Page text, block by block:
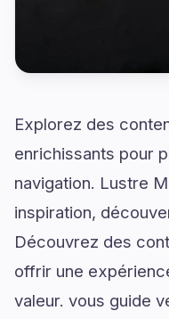
Explorez des
enrichissants pour
navigation. Lustre
inspiration,
Découvrez des
offrir une
valeur. vous guide